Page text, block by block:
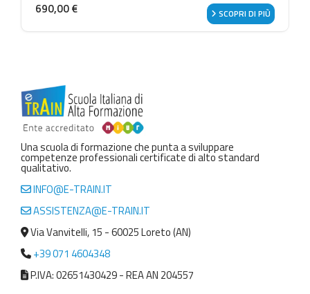
690,00€ SCOPRI DI PIÙ
Una scuola di formazione che punta a sviluppare
competenze professionali certificate di alto standard
qualitativo.
INFO@E-TRAIN.IT
ASSISTENZA@E-TRAIN.IT
Via Vanvitelli, 15 - 60025 Loreto (AN)
+39 071 4604348
P.IVA: 02651430429 - REA AN 204557